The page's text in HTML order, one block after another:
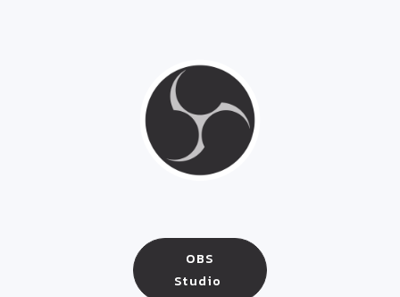
OBS
Studio